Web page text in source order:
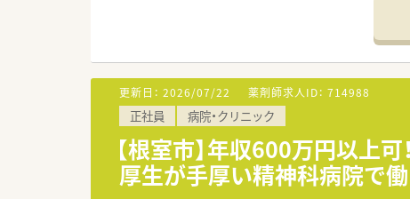
■がん化学療法・ICT・NST・褥瘡
■DI業務やTDM、さらには院内の
■外来調剤だけでなく残薬管理や
【募集背景と求める人物像について
■門前の調剤薬局とも連携を図っ
■役割の垣根を超え、前向きに業
■病院経験を積みたい方も歓迎！
更新日： 2026/07/22 薬剤師求人ID： 714988
正社員 病院・クリニック
【根室市】年収600万円以上
厚生が手厚い精神科病院で